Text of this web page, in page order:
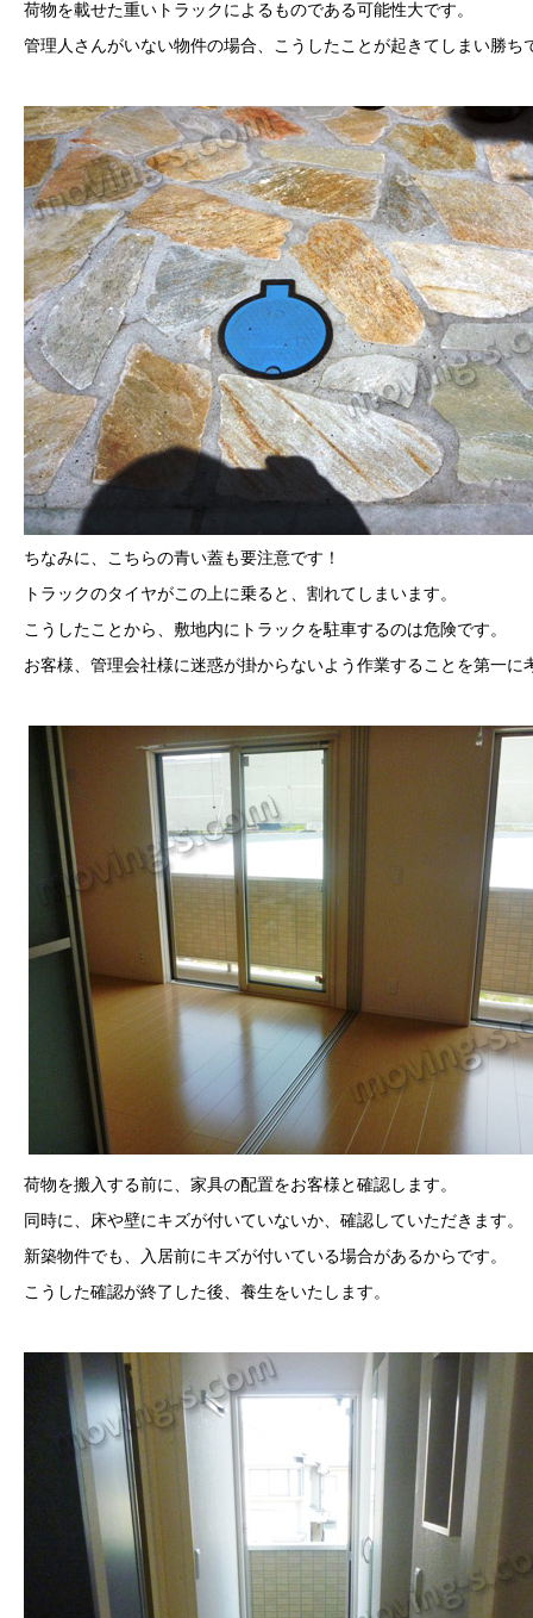
荷物を載せた重いトラックによるものである可能性大です。
管理人さんがいない物件の場合、こうしたことが起きてしまい勝ち
ちなみに、こちらの青い蓋も要注意です！
トラックのタイヤがこの上に乗ると、割れてしまいます。
こうしたことから、敷地内にトラックを駐車するのは危険です。
お客様、管理会社様に迷惑が掛からないよう作業することを第一に
荷物を搬入する前に、家具の配置をお客様と確認します。
同時に、床や壁にキズが付いていないか、確認していただきます。
新築物件でも、入居前にキズが付いている場合があるからです。
こうした確認が終了した後、養生をいたします。